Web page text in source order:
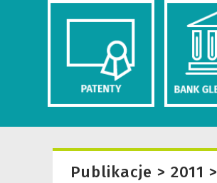
Publikacje > 2011 >